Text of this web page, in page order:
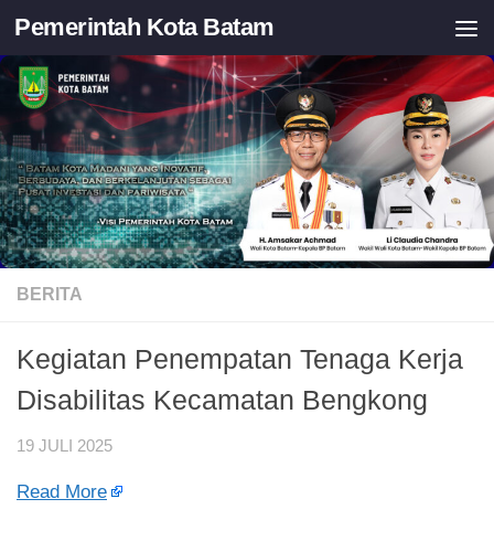
Skip to content
Pemerintah Kota Batam
BERITA
Kegiatan Penempatan Tenaga Kerja
Disabilitas Kecamatan Bengkong
19 JULI 2025
Read More